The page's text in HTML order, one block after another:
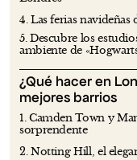
4. Las ferias navideñas
5. Descubre los
ambiente de
¿Qué hacer en
mejores barrios
1. Camden Town y
sorprendente
2. Notting Hill, el